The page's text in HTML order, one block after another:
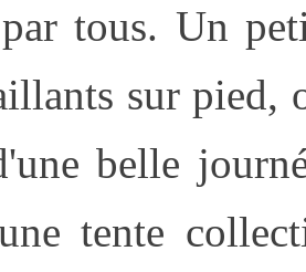
par tous. Un
sur pied,
belle
tente